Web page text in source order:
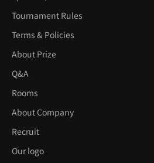
Tournament Rules
Terms & Policies
About Prize
Q&A
Rooms
About Company
Recruit
Our logo